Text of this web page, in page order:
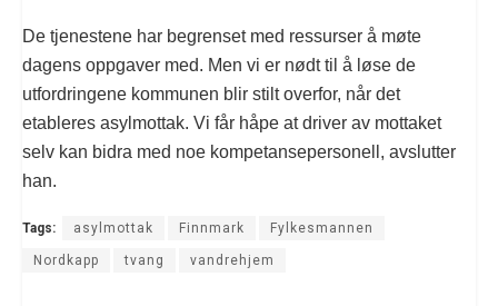
De tjenestene har begrenset med ressurser å møte
dagens oppgaver med. Men vi er nødt til å løse de
utfordringene kommunen blir stilt overfor, når det
etableres asylmottak. Vi får håpe at driver av mottaket
selv kan bidra med noe kompetansepersonell, avslutter
han.
Tags: asylmottak Finnmark Fylkesmannen
Nordkapp tvang vandrehjem